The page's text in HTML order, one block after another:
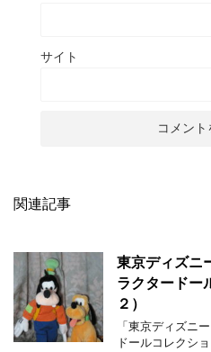
サイト
関連記事
東京ディズニ
ラクタードー
２）
「東京ディズニ
ドールコレクシ